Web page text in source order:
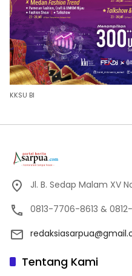
KKSU BI
Jl. B. Sedap Malam XV
0813-7706-8613 &
Tentang Kami